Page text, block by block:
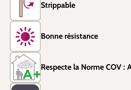
Strippable
Bonne résistance
Respecte la Norme COV :